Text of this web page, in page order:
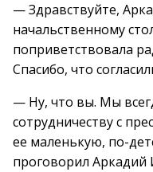
— Здравствуйте,
начальственному
поприветствовала
Спасибо, что
— Ну, что вы. Мы
сотрудничеству с
ее маленькую, по-
проговорил Аркадий